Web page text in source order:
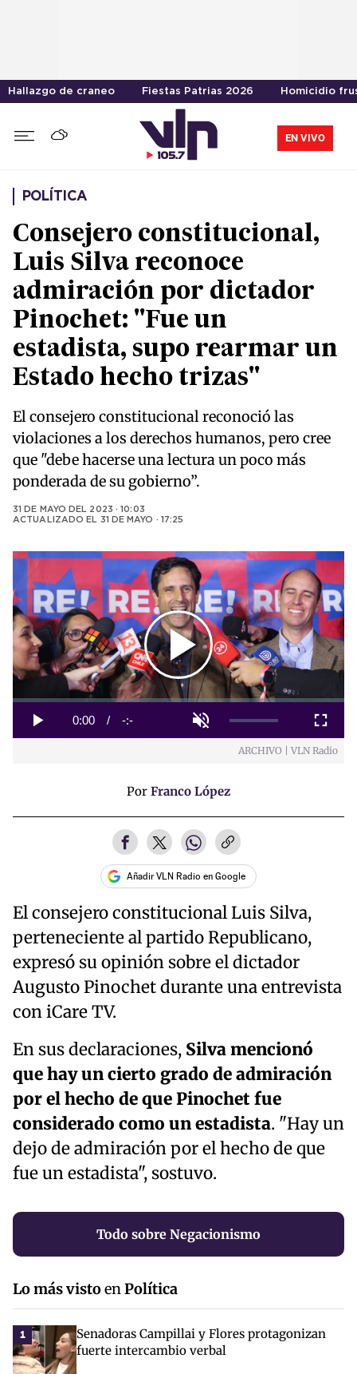
Hallazgo de craneo Fiestas Patrias 2026 Homicidio
EN VIVO
POLÍTICA
Consejero constitucional,
Luis Silva reconoce
admiración por dictador
Pinochet: "Fue un
estadista, supo rearmar un
Estado hecho trizas"
El consejero constitucional reconoció las
violaciones a los derechos humanos, pero cree
que "debe hacerse una lectura un poco más
ponderada de su gobierno”.
31 DE MAYO DEL 2023 · 10:03
ACTUALIZADO EL 31 DE MAYO · 17:25
Play
Video
Play Unmute
Current
0:00 / Duration
-:-
Loaded:
Fullscreen
ARCHIVO | VLN Radio
Por Franco López
Añadir VLN Radio en Google
El consejero constitucional Luis Silva,
perteneciente al partido Republicano,
expresó su opinión sobre el dictador
Augusto Pinochet durante una entrevista
con iCare TV.
En sus declaraciones, Silva mencionó
que hay un cierto grado de admiración
por el hecho de que Pinochet fue
considerado como un estadista. "Hay un
dejo de admiración por el hecho de que
fue un estadista", sostuvo.
Todo sobre Negacionismo
Lo más vistoenPolítica
1
Senadoras Campillai y Flores protagonizan
fuerte intercambio verbal